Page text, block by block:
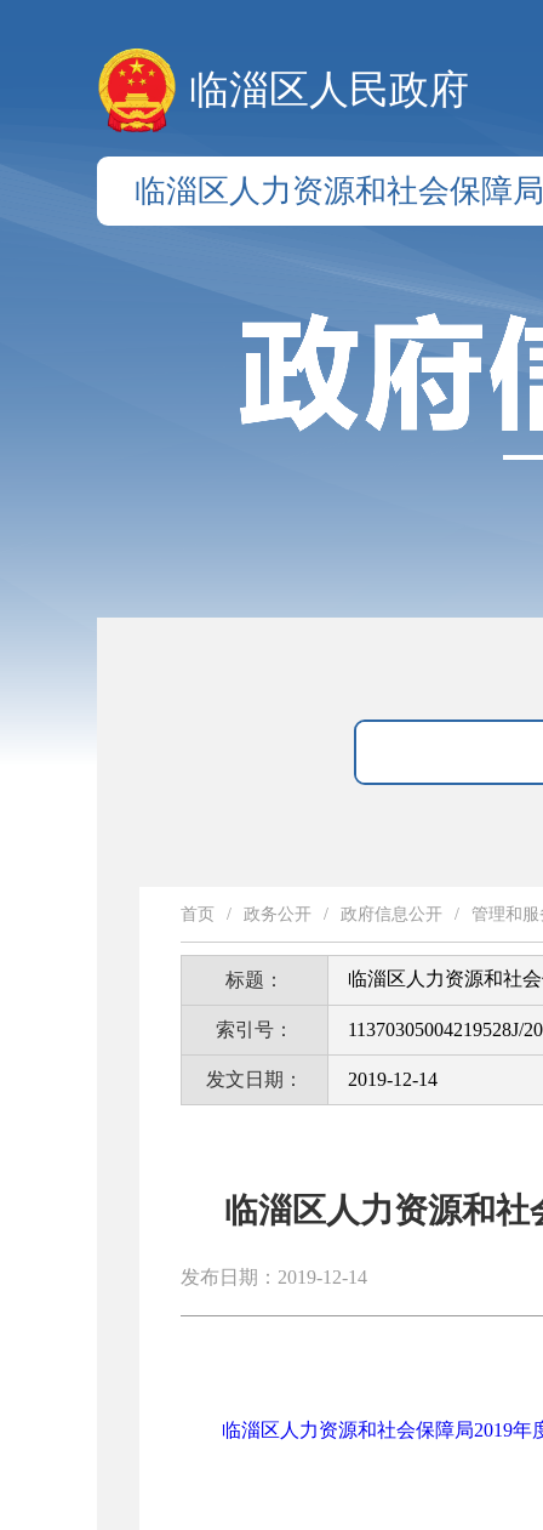
临淄区人民政府
临淄区人力资源和社会保障局
首页 / 政务公开 / 政府信息公开 / 管理和
标题： 临淄区人力资源和社
索引号： 11370305004219528J/
发文日期： 2019-12-14
临淄区人力资源和社
发布日期：2019-12-14
临淄区人力资源和社会保障局2019年